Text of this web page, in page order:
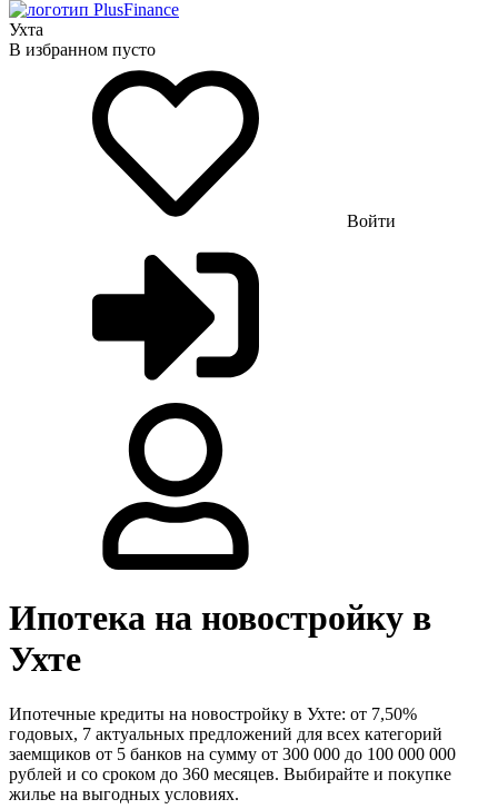
Ухта
В избранном пусто
Войти
Ипотека на новостройку в
Ухте
Ипотечные кредиты на новостройку в Ухте: от 7,50%
годовых, 7 актуальных предложений для всех категорий
заемщиков от 5 банков на сумму от 300 000 до 100 000 000
рублей и со сроком до 360 месяцев. Выбирайте и покупке
жилье на выгодных условиях.